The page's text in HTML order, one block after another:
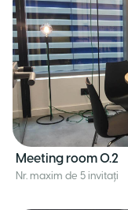
Meeting room 0.2
Nr. maxim de 5 invitați